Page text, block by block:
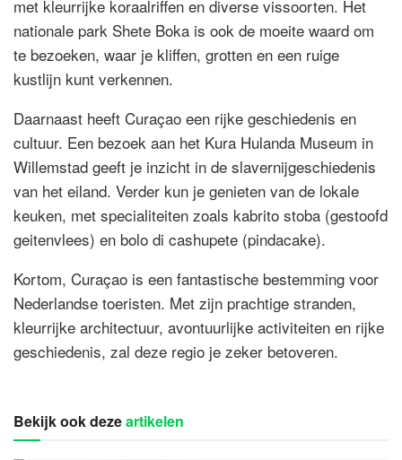
met kleurrijke koraalriffen en diverse vissoorten. Het
nationale park Shete Boka is ook de moeite waard om
te bezoeken, waar je kliffen, grotten en een ruige
kustlijn kunt verkennen.
Daarnaast heeft Curaçao een rijke geschiedenis en
cultuur. Een bezoek aan het Kura Hulanda Museum in
Willemstad geeft je inzicht in de slavernijgeschiedenis
van het eiland. Verder kun je genieten van de lokale
keuken, met specialiteiten zoals kabrito stoba (gestoofd
geitenvlees) en bolo di cashupete (pindacake).
Kortom, Curaçao is een fantastische bestemming voor
Nederlandse toeristen. Met zijn prachtige stranden,
kleurrijke architectuur, avontuurlijke activiteiten en rijke
geschiedenis, zal deze regio je zeker betoveren.
Bekijk ook dezeartikelen